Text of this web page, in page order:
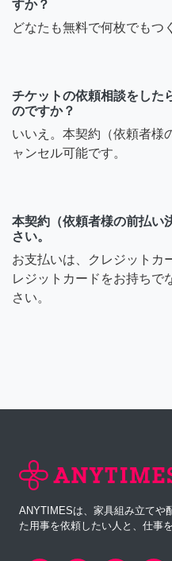
すか？
どなたも無料で何枚でもつ
チケットの依頼相談をした
のですか？
いいえ。本契約（依頼者様
ャンセル可能です。
本契約（依頼者様の前払い
さい。
お支払いは、クレジットカ
レジットカードをお持ちで
さい。
ANYTIMESは、家具組み立てや
た用事を依頼したい人と、仕事